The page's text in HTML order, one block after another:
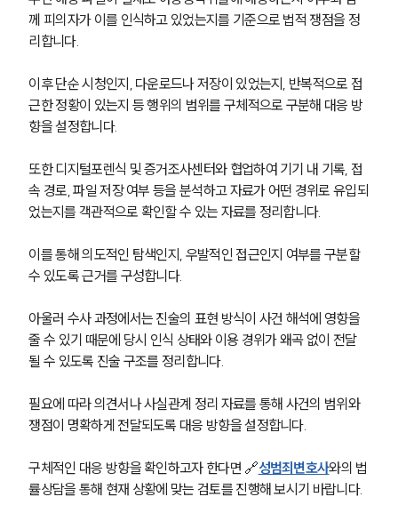
구성원 소개
소식/자료
공지사항
법률 블로그
법률서식
뉴스레터/브로슈어
대륜법률상담예약
께 피의자가 이를 인식하고 있었는지를 기준으로 법적 쟁점을 정
리합니다.
이후 단순 시청인지, 다운로드나 저장이 있었는지, 반복적으로 접
근한 정황이 있는지 등 행위의 범위를 구체적으로 구분해 대응 방
향을 설정합니다.
또한 디지털포렌식 및 증거조사센터와 협업하여 기기 내 기록, 접
속 경로, 파일 저장 여부 등을 분석하고 자료가 어떤 경위로 유입되
었는지를 객관적으로 확인할 수 있는 자료를 정리합니다.
이를 통해 의도적인 탐색인지, 우발적인 접근인지 여부를 구분할
수 있도록 근거를 구성합니다.
아울러 수사 과정에서는 진술의 표현 방식이 사건 해석에 영향을
줄 수 있기 때문에 당시 인식 상태와 이용 경위가 왜곡 없이 전달
될 수 있도록 진술 구조를 정리합니다.
필요에 따라 의견서나 사실관계 정리 자료를 통해 사건의 범위와
쟁점이 명확하게 전달되도록 대응 방향을 설정합니다.
구체적인 대응 방향을 확인하고자 한다면 🔗성범죄변호사와의 법
률상담을 통해 현재 상황에 맞는 검토를 진행해 보시기 바랍니다.